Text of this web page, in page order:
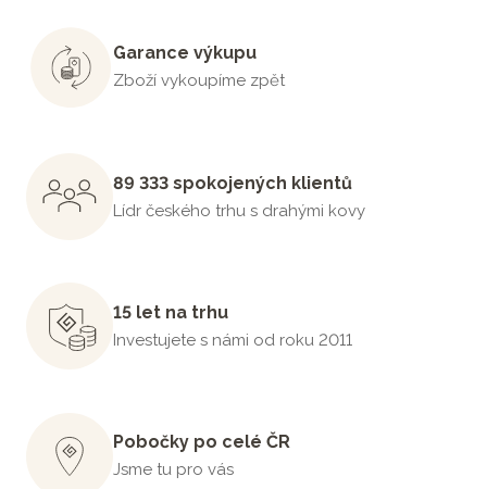
Garance výkupu
Zboží vykoupíme zpět
89 333 spokojených klientů
Lídr českého trhu s drahými kovy
15 let na trhu
Investujete s námi od roku 2011
Pobočky po celé ČR
Jsme tu pro vás